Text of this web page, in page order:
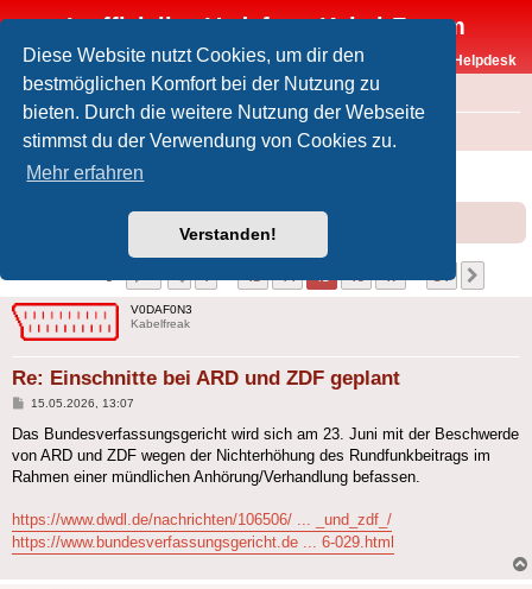
Diese Website nutzt Cookies, um dir den
bestmöglichen Komfort bei der Nutzung zu
bieten. Durch die weitere Nutzung der Webseite
stimmst du der Verwendung von Cookies zu.
Mehr erfahren
Verstanden!
Inoffizielles Vodafone-Kabel-Forum
Vodafone-Kabel-Helpdesk
FAQ
Foren-Übersicht Offtopic
Einschnitte bei ARD und ZDF geplant
Vorherige
1 43 44 45 46 47 51
V0DAF0N3
Kabelfreak
Re: Einschnitte bei ARD und ZDF geplant
Beitrag
15.05.2026, 13:07
Das Bundesverfassungsgericht wird sich am 23. Juni mit der Beschwerde
von ARD und ZDF wegen der Nichterhöhung des Rundfunkbeitrags im
Rahmen einer mündlichen Anhörung/Verhandlung befassen.
https://www.dwdl.de/nachrichten/106506/ ... _und_zdf_/
https://www.bundesverfassungsgericht.de ... 6-029.html